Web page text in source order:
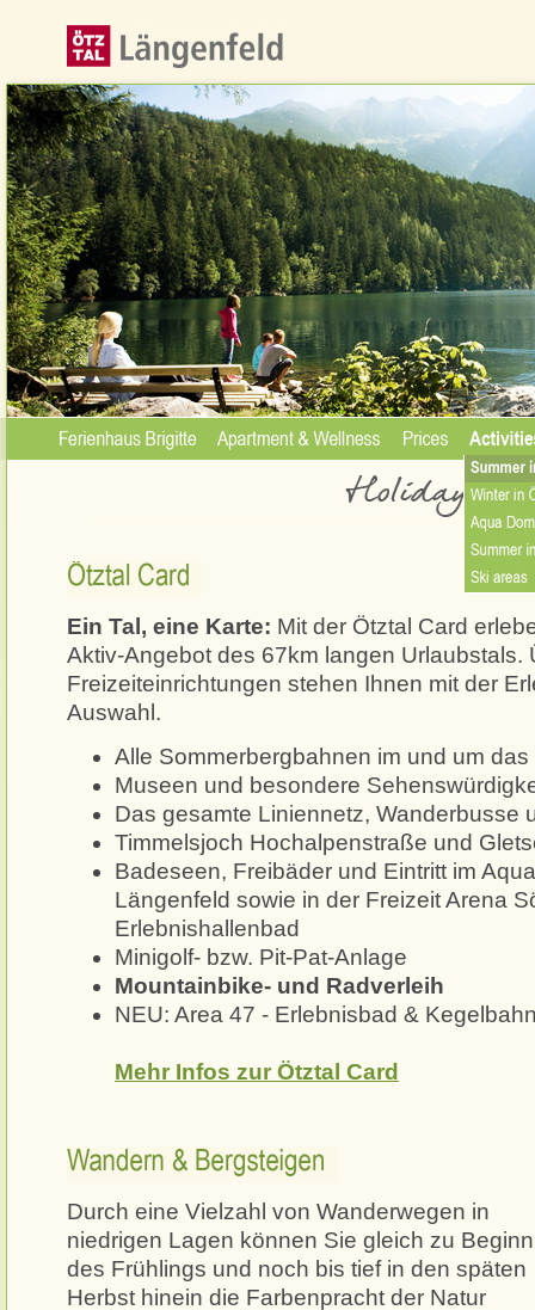
Ein Tal, eine Karte: Mit der Ötztal Card
Aktiv-Angebot des 67km langen Urlaubstals.
Freizeiteinrichtungen stehen Ihnen mit der
Auswahl.
Alle Sommerbergbahnen im und um das
Museen und besondere
Das gesamte Liniennetz, Wanderbusse
Timmelsjoch Hochalpenstraße und
Badeseen, Freibäder und Eintritt im
Längenfeld sowie in der Freizeit Arena
Erlebnishallenbad
Minigolf- bzw. Pit-Pat-Anlage
Mountainbike- und Radverleih
NEU: Area 47 - Erlebnisbad &
Mehr Infos zur Ötztal Card
Durch eine Vielzahl von Wanderwegen in
niedrigen Lagen können Sie gleich zu Beginn
des Frühlings und noch bis tief in den späten
Herbst hinein die Farbenpracht der Natur